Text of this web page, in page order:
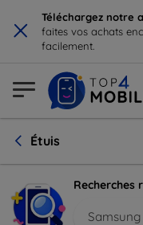
× Téléchargez notre
faites vos achats
facilement.
Étuis
Recherches